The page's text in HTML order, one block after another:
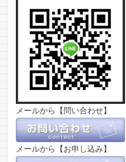
メールから【問い合わせ】
メールから【お申し込み】